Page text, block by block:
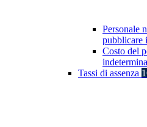
Personale
pubblicare
Costo del
Tassi di assenza